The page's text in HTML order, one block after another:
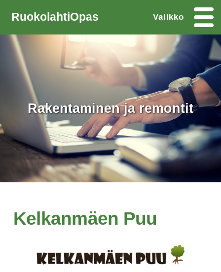
Valikko
RuokolahtiOpas
Rakentaminen ja remontit
Kelkanmäen Puu